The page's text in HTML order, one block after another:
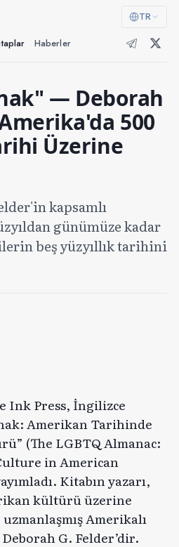
TR
Haberler
— Deborah
500
Üzerine
kapsamlı
günümüze kadar
beş yüzyıllık tarihini
Ink Press, İngilizce
Amerikan Tarihinde
(The LGBTQ Almanac:
in American
Kitabın yazarı,
kültürü üzerine
Amerikalı
G. Felder’dir.